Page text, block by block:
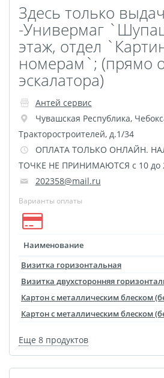
Постеры с дизайном
Ламинирование
Фотострипы
Фотокарточки в стиле
Инстаграм
Календарь на холсте
Новогодние мешки для
подарков
Школьный дневник
Сшивка документов
Бейджи
Наклейки для
Лазерная гравировка
Подарочные
сертификаты
3D-стикеры
Металлические
таблички
Фотокарточки в стиле
Здесь только
-Универмаг
этаж, отдел
номерам`; (прямо
эскалатора)
Антей сервис
Чувашская Республика,
Тракторостроителей, д.1/34
ОПЛАТА ТОЛЬКО ОНЛАЙН.
ТОЧКЕ НЕ ПРИНИМАЮТСЯ с 10 до
202358@mail.ru
Варианты оплаты
Наименование
Визитка горизонтальная
Визитка двухсторонняя
Картон с металлическим блеском
Картон с металлическим блеском
Еще 8 продуктов